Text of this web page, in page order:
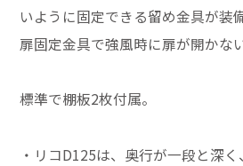
いように固定できる留め金具が装
扉固定金具で強風時に扉が開かな
標準で棚板2枚付属。
・リコD125は、奥行が一段と深